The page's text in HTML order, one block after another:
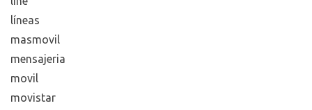
líneas
masmovil
mensajeria
movil
movistar